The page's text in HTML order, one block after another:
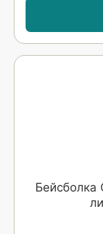
Бейсболка